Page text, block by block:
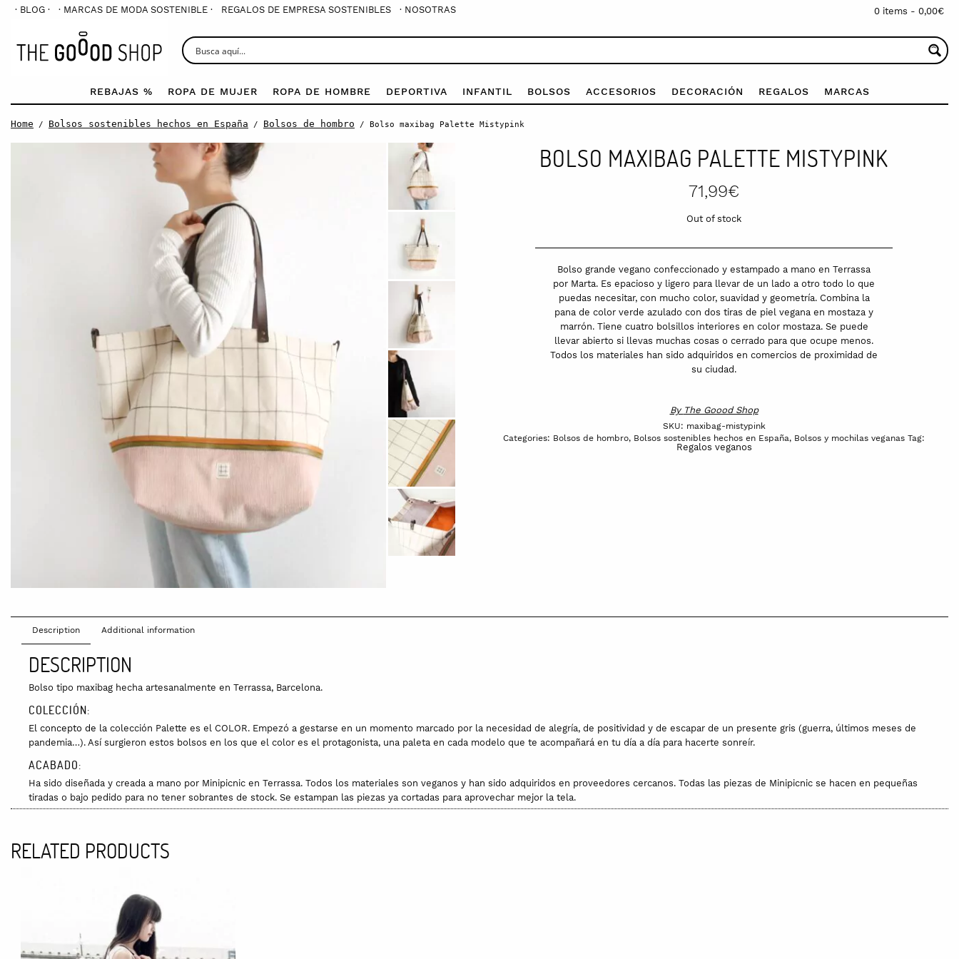
· BLOG · · MARCAS DE MODA SOSTENIBLE · REGALOS DE EMPRESA SOSTENIBLES · NOSOTRAS 0 items - 0,00€
REBAJAS % ROPA DE MUJER ROPA DE HOMBRE DEPORTIVA INFANTIL BOLSOS ACCESORIOS DECORACIÓN REGALOS MARCAS
Home / Bolsos sostenibles hechos en España / Bolsos de hombro / Bolso maxibag Palette Mistypink
BOLSO MAXIBAG PALETTE MISTYPINK
71,99€
Out of stock
Bolso grande vegano confeccionado y estampado a mano en Terrassa
por Marta. Es epacioso y ligero para llevar de un lado a otro todo lo que
puedas necesitar, con mucho color, suavidad y geometría. Combina la
pana de color verde azulado con dos tiras de piel vegana en mostaza y
marrón. Tiene cuatro bolsillos interiores en color mostaza. Se puede
llevar abierto si llevas muchas cosas o cerrado para que ocupe menos.
Todos los materiales han sido adquiridos en comercios de proximidad de
su ciudad.
By The Goood Shop
SKU: maxibag-mistypink
Categories: Bolsos de hombro, Bolsos sostenibles hechos en España, Bolsos y mochilas veganas Tag:
Regalos veganos
Description Additional information
DESCRIPTION
Bolso tipo maxibag hecha artesanalmente en Terrassa, Barcelona.
COLECCIÓN:
El concepto de l a colección Palette es el COLOR. Empezó a gestarse en un momento marcado por la necesidad de alegría, de positividad y de escapar de un presente gris (guerra, últimos meses de
pandemia…). Así surgieron estos bolsos en los que el color es el protagonista, una paleta en cada modelo que te acompañará en tu día a día para hacerte sonreír.
ACABADO:
Ha sido diseñada y creada a mano por Minipicnic en Terrassa. Todos los materiales son veganos y han sido adquiridos en proveedores cercanos. Todas las piezas de Minipicnic se hacen en pequeñas
tiradas o bajo pedido para no tener sobrantes de stock. Se estampan las piezas ya cortadas para aprovechar mejor la tela.
estampado se realiza con tintas al agua no tóxicas.
Lavar a mano con agua fría. Planchar a la mínima temperatura colocando un trapo entre el dibujo y la plancha, vigilando de no tocar las partes de piel.
54 x 36 x 20 cm. Largo de las asas: 57 cm
RELATED PRODUCTS